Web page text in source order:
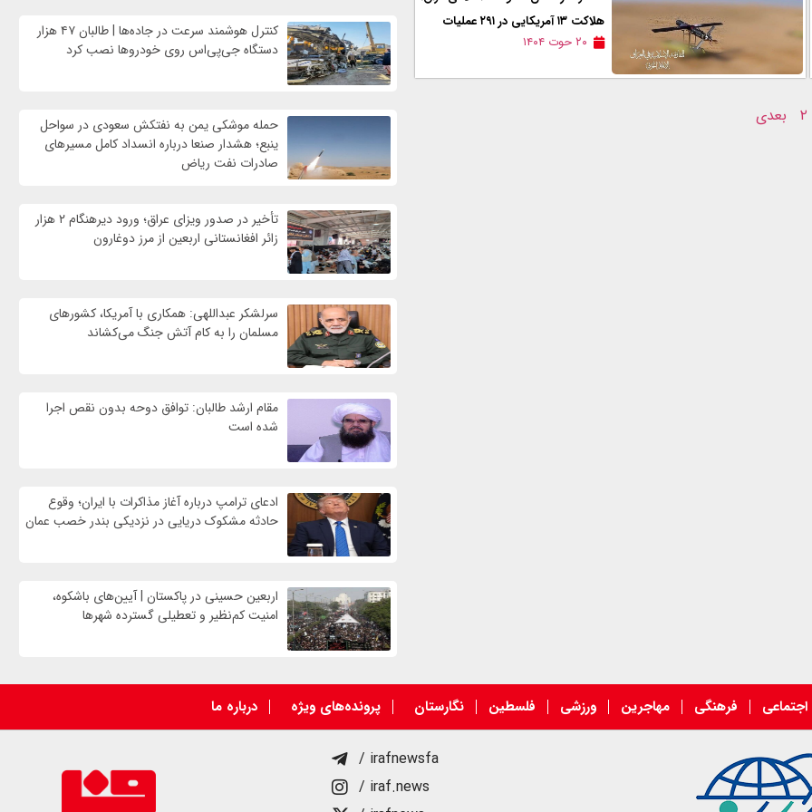
هلاكت ۱۳ آمریکایی در ۲۹۱ عملیات
۲۰ حوت ۱۴۰۴
۲ بعدی
کنترل هوشمند سرعت در جاده‌ها | طالبان ۴۷ هزار
دستگاه جی‌پی‌اس روی خودروها نصب کرد
حمله موشکی یمن به نفتکش سعودی در سواحل
ینبع؛ هشدار صنعا درباره انسداد کامل مسیرهای
صادرات نفت ریاض
تأخیر در صدور ویزای عراق؛ ورود دیرهنگام ۲ هزار
زائر افغانستانی اربعین از مرز دوغارون
سرلشکر عبداللهی: همکاری با آمریکا، کشورهای
مسلمان را به کام آتش جنگ می‌کشاند
مقام ارشد طالبان: توافق دوحه بدون نقص اجرا
شده است
ادعای ترامپ درباره آغاز مذاکرات با ایران؛ وقوع
حادثه مشکوک دریایی در نزدیکی بندر خصب عمان
اربعین حسینی در پاکستان | آیین‌های باشکوه،
امنیت کم‌نظیر و تعطیلی گسترده شهرها
اجتماعی فرهنگی مهاجرین ورزشی فلسطین نگارستان پرونده‌های ویژه درباره ما
/ irafnewsfa
/ iraf.news